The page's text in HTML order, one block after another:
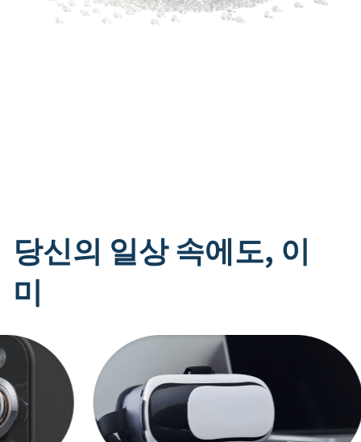
당신의 일상 속에도, 이
미